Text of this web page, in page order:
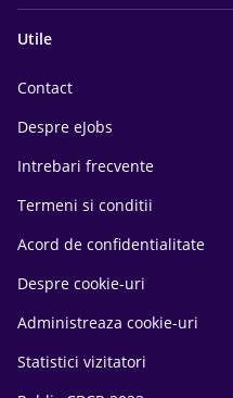
Utile
Contact
Despre eJobs
Intrebari frecvente
Termeni si conditii
Acord de confidentialitate
Despre cookie-uri
Administreaza cookie-uri
Statistici vizitatori